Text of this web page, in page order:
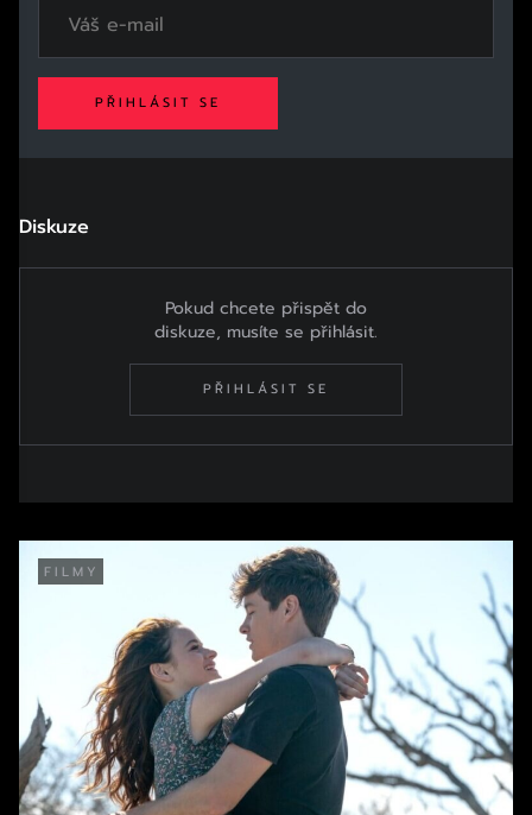
PŘIHLÁSIT SE
Diskuze
Pokud chcete přispět do
diskuze, musíte se přihlásit.
PŘIHLÁSIT SE
FILMY